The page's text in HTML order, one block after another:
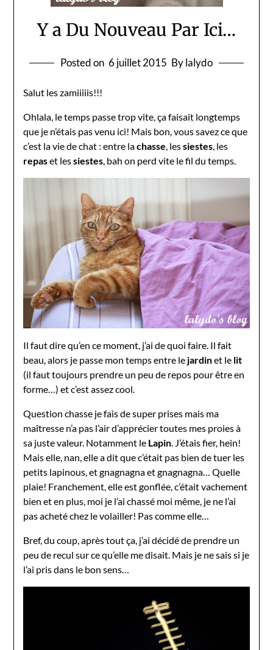
Y a Du Nouveau Par Ici…
Posted on 6 juillet 2015 By lalydo
Salut les zamiiiiis!!!
Ohlala, le temps passe trop vite, ça faisait longtemps
que je n’étais pas venu ici! Mais bon, vous savez ce que
c’est la vie de chat : entre lachasse, lessiestes, les
repaset lessiestes, bah on perd vite le fil du temps.
Il faut dire qu’en ce moment, j’ai de quoi faire. Il fait
beau, alors je passe mon temps entre le jardinet le lit
(il faut toujours prendre un peu de repos pour être en
forme…) et c’est assez cool.
Question chasse je fais de super prises mais ma
maîtresse n’a pas l’air d’apprécier toutes mes proies à
sa juste valeur. Notamment le Lapin. J’étais fier, hein!
Mais elle, nan, elle a dit que c’était pas bien de tuer les
petits lapinous, et gnagnagna et gnagnagna… Quelle
plaie! Franchement, elle est gonflée, c’était vachement
bien et en plus, moi je l’ai chassé moi même, je ne l’ai
pas acheté chez le volailler! Pas comme elle…
Bref, du coup, après tout ça, j’ai décidé de prendre un
peu de recul sur ce qu’elle me disait. Mais je ne sais si je
l’ai pris dans le bon sens…